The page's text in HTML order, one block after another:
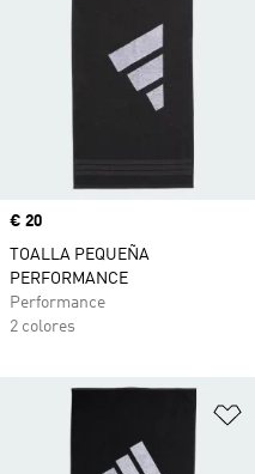
Precio
€ 20
TOALLA PEQUEÑA
PERFORMANCE
Performance
2 colores